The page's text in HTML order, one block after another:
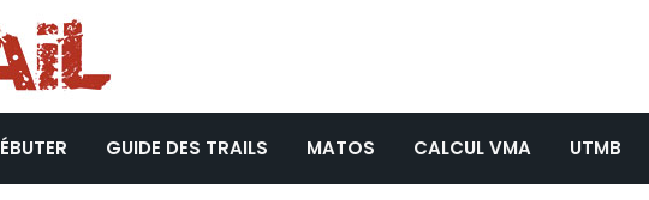
GUIDE DES TRAILS MATOS CALCUL VMA UTMB